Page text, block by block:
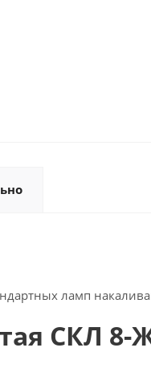
ламп
СКЛ 8-